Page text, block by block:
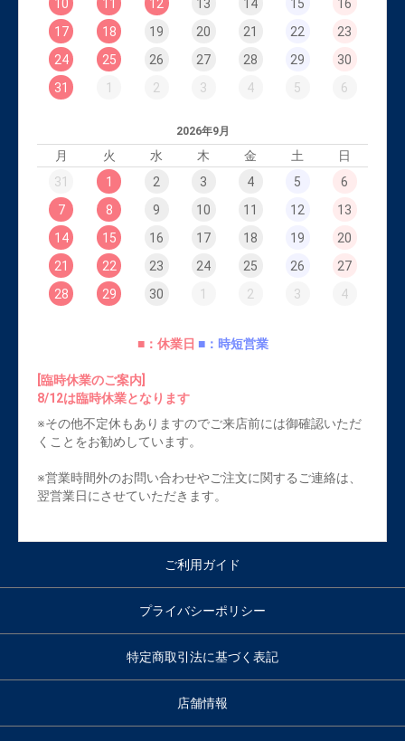
10
11 12 13 14 15
16
17
18 19 20 21 22
23
24
25 26 27 28 29
30
31
1 2 3 4 5 6
2026年9月
月 火 水 木 金 土
日
31
1 2 3 4 5
6
7
8 9 10 11 12
13
14
15 16 17 18 19
20
21
22 23 24 25 26
27
28
29 30 1 2 3 4
■：休業日 ■：時短営業
[臨時休業のご案内]
8/12は臨時休業となります
※その他不定休もありますのでご来店前には御確認いただ
くことをお勧めしています。
※営業時間外のお問い合わせやご注文に関するご連絡は、
翌営業日にさせていただきます。
ご利用ガイド
プライバシーポリシー
特定商取引法に基づく表記
店舗情報